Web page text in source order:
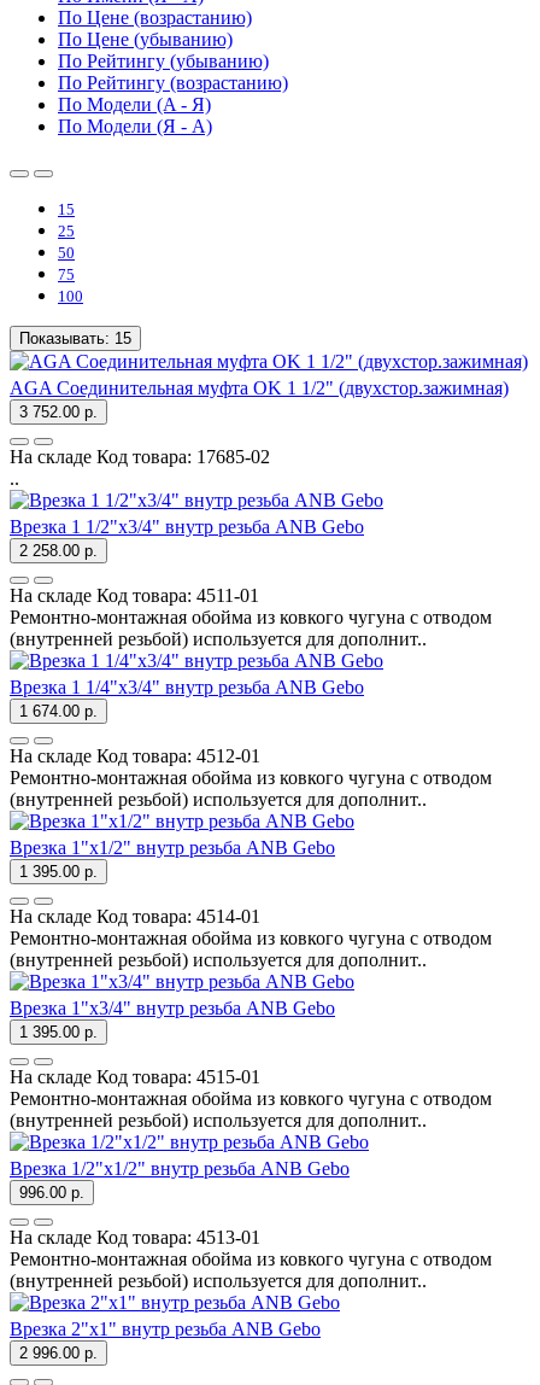
По Цене (возрастанию)
По Цене (убыванию)
По Рейтингу (убыванию)
По Рейтингу (возрастанию)
По Модели (A - Я)
По Модели (Я - A)
15
25
50
75
100
Показывать: 15
AGA Соединительная муфта OK 1 1/2" (двухстор.зажимная)
3 752.00 р.
На складе Код товара: 17685-02
..
Врезка 1 1/2"х3/4" внутр резьба ANB Gebo
2 258.00 р.
На складе Код товара: 4511-01
Ремонтно-монтажная обойма из ковкого чугуна с отводом
(внутренней резьбой) используется для дополнит..
Врезка 1 1/4"х3/4" внутр резьба ANB Gebo
1 674.00 р.
На складе Код товара: 4512-01
Ремонтно-монтажная обойма из ковкого чугуна с отводом
(внутренней резьбой) используется для дополнит..
Врезка 1"х1/2" внутр резьба ANB Gebo
1 395.00 р.
На складе Код товара: 4514-01
Ремонтно-монтажная обойма из ковкого чугуна с отводом
(внутренней резьбой) используется для дополнит..
Врезка 1"х3/4" внутр резьба ANB Gebo
1 395.00 р.
На складе Код товара: 4515-01
Ремонтно-монтажная обойма из ковкого чугуна с отводом
(внутренней резьбой) используется для дополнит..
Врезка 1/2"х1/2" внутр резьба ANB Gebo
996.00 р.
На складе Код товара: 4513-01
Ремонтно-монтажная обойма из ковкого чугуна с отводом
(внутренней резьбой) используется для дополнит..
Врезка 2"х1" внутр резьба ANB Gebo
2 996.00 р.